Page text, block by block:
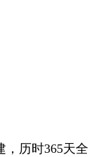
，历时365天全